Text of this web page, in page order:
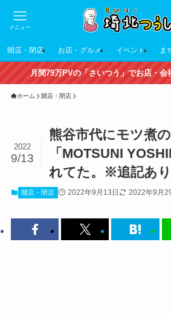
メニュー
開店・閉店 お店・グルメ イベント ま
月間79万PVの「さいつう」でお店・会
ホーム 開店・閉店
熊谷市代にモツ煮
「MOTSUNI
れてた。※追記あり
2022
9/13
開店・閉店 2022年9月13日 2022年9月